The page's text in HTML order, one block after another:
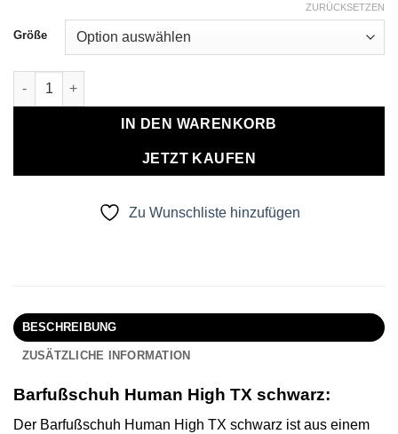
Größe
ZURÜCKSETZEN
Barfußschuh Human High TX schwarz Menge
IN DEN WARENKORB
JETZT KAUFEN
Zu Wunschliste hinzufügen
BESCHREIBUNG
ZUSÄTZLICHE INFORMATION
Barfußschuh Human High TX schwarz:
Der Barfußschuh Human High TX schwarz ist aus einem